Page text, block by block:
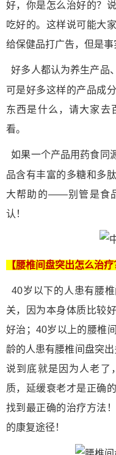
好，你是怎么治好的？
吃好的。这样说可能大
给保健品打广告，但是事
好多人都认为养生产品
可是好多这样的产品成
东西是什么，请大家去
看。
如果一个产品用药食同
品含有丰富的多糖和多肽
大帮助的——别管是食
认！
【腰椎间盘突出怎么治疗
40岁以下的人患有腰
关，因为本身体质比较
好治；40岁以上的腰椎
龄的人患有腰椎间盘突出
说到底就是因为人老了
质，延缓衰老才是正确
找到最正确的治疗方法
的康复途径！